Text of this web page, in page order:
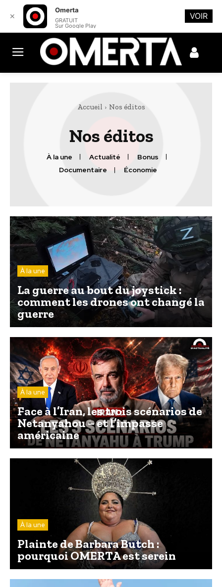
Accueil Nos éditos
Nos éditos
À la une Actualité
Bonus
Documentaire
Économie
À la une
La guerre au bout du joystick :
comment les drones ont changé la
guerre
À la une
Face à l’Iran, les trois scénarios de
Netanyahou – et l’impasse
américaine
À la une
Plainte de Barbara Butch :
pourquoi OMERTA est serein
✕
Omerta
GRATUIT
Sur Google Play
VOIR